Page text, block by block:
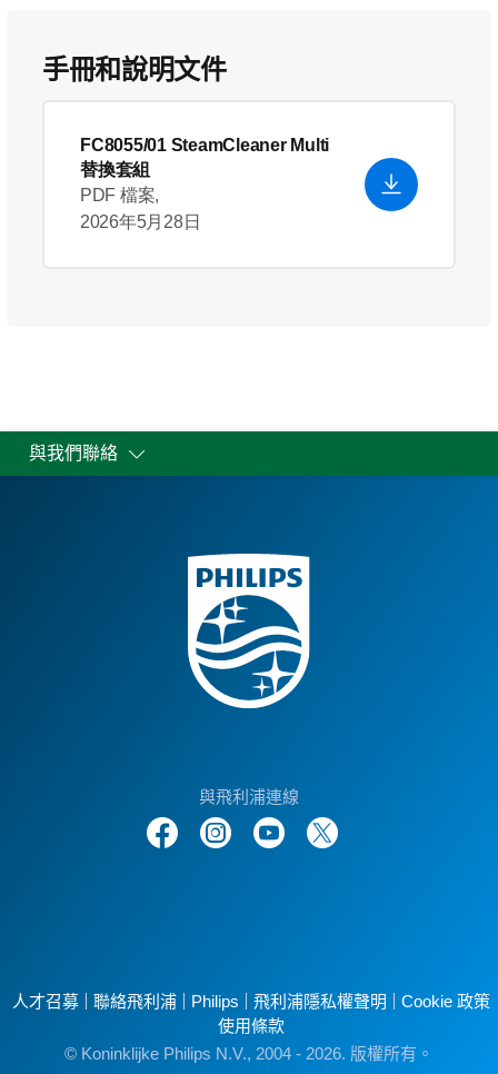
手冊和說明文件
FC8055/01 SteamCleaner Multi
替換套組
PDF 檔案,
2026年5月28日
與我們聯絡
與飛利浦連線
人才召募 聯絡飛利浦 Philips 飛利浦隱私權聲明
Cookie 政策
使用條款
© Koninklijke Philips N.V., 2004 - 2026. 版權所有。